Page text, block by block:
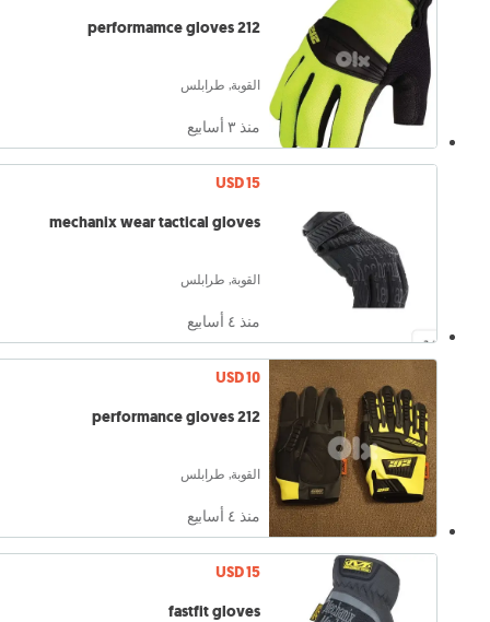
212 performamce gloves
القوبة, طرابلس
منذ ٣ أسابيع
USD 15
mechanix wear tactical gloves
القوبة, طرابلس
منذ ٤ أسابيع
USD 10
212 performance gloves
القوبة, طرابلس
منذ ٤ أسابيع
USD 15
fastfit gloves